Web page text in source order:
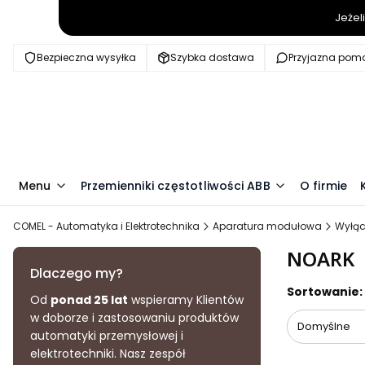
Bezpieczna wysyłka Szybka dostawa Przyjazna
Menu Przemienniki częstotliwości ABB O firmie
COMEL - Automatyka i Elektrotechnika Aparatura modułowa
Dlaczego my?
Od ponad 25 lat wspieramy Klientów
w doborze i zastosowaniu produktów
automatyki przemysłowej i
elektrotechniki. Nasz zespół
NOARK
Lista
Sortowanie:
Domyślne